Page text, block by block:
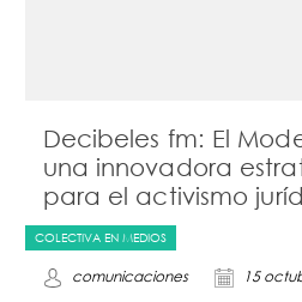
Decibeles fm: El
una innovadora
para el activismo
COLECTIVA EN MEDIOS
comunicaciones 15